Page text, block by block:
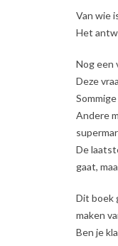
Van wie
Het
Nog een
Deze
Andere
De
gaat,
Dit boek
maken
Ben je